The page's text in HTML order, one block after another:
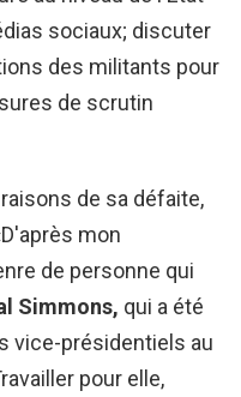
sociaux; discuter
des militants pour
de scrutin
de sa défaite,
mon
de personne qui
Simmons, qui a été
vice-présidentiels au
pour elle,